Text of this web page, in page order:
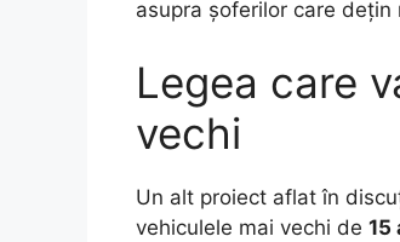
asupra șoferilor care
Legea care
vechi
Un alt proiect aflat în
vehiculele mai vechi de 15